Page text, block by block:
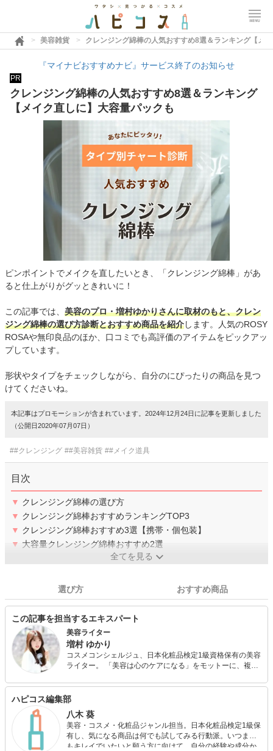
美容雑貨 クレンジング綿棒の人気おすすめ8選＆ランキング【メ
『マイナビおすすめナビ』サービス終了のお知らせ
PR
クレンジング綿棒の人気おすすめ8選＆ランキング
【メイク直しに】大容量パックも
ピンポイントでメイクを直したいとき、「クレンジング綿棒」があ
ると仕上がりがグッときれいに！
この記事では、 美容のプロ・増村ゆかりさんに取材のもと、クレン
ジング綿棒の選び方診断とおすすめ商品を紹介します。人気のROSY
ROSAや無印良品のほか、口コミでも高評価のアイテムをピックアッ
プしています。
形状やタイプをチェックしながら、自分のにぴったりの商品を見つ
けてくださいね。
本記事はプロモーションが含まれています。2024年12月24日に記事を更新しました
（公開日2020年07月07日）
##クレンジング ##美容雑貨 ##メイク道具
目次
▼ クレンジング綿棒の選び方
▼ クレンジング綿棒おすすめランキングTOP3
▼ クレンジング綿棒おすすめ3選【携帯・個包装】
▼ 大容量クレンジング綿棒おすすめ2選
全てを見る
選び方 おすすめ商品
この記事を担当するエキスパート
美容ライター
増村 ゆかり
コスメコンシェルジュ、日本化粧品検定1級資格保有の美容
ライター。 「美容は心のケアになる」をモットーに、複数
スを解消し、チャームポイントをアピールできるコスメ情
報を発信します！
ハピコス編集部
八木 葵
美容・コスメ・化粧品ジャンル担当。日本化粧品検定1級保
有し、気になる商品は何でも試してみる行動派。いつまで
もキレイでいたいと願う方に向けて、自分の経験や成分か